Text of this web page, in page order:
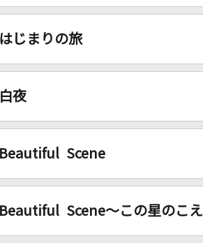
はじまりの旅
白夜
Beautiful Scene
Beautiful Scene～この星のこえ